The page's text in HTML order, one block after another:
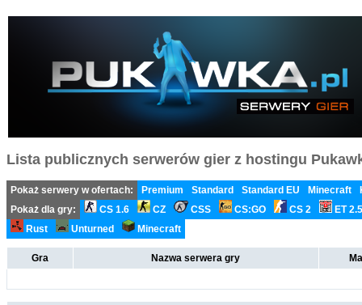
Lista publicznych serwerów gier z hostingu
Pokaż serwery w ofertach: Premium Standard Standard EU Minecraft
Pokaż dla gry:
CS 1.6 CZ CSS CS:GO CS 2
ET
Rust
Unturned Minecraft
Gra Nazwa serwera gry